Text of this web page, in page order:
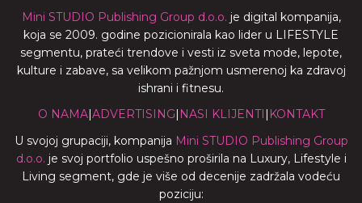
Mini STUDIO Publishing Group d.o.o. je digital kompanija,
koja se 2009. godine pozicionirala kao lider u LIFESTYLE
segmentu, prateći trendove i vesti iz sveta mode, lepote,
kulture i zabave, sa velikom pažnjom usmerenoj ka zdravoj
ishrani i fitnesu.
O NAMA|ADVERTISING| NASI KLIJENTI | KONTAKT
U svojoj grupaciji, kompanija Mini STUDIO Publishing Group
d.o.o. je svoj portfolio uspešno proširila na Luxury, Lifestyle i
Living segment, gde je više od decenije zadržala vodeću
poziciju: